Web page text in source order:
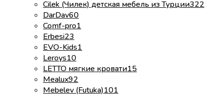
Cilek (Чилек) детская мебель из Турции322
DarDav60
Comf-pro1
Erbesi23
EVO-Kids1
Leroys10
LETTO мягкие кровати15
Mealux92
Mebelev (Futuka)101